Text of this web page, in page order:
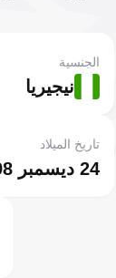
نيجيريا
الجنسية
24 ديسمبر 1998
تاريخ الميلاد